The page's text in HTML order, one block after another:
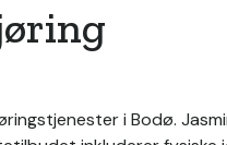
i Bodø.